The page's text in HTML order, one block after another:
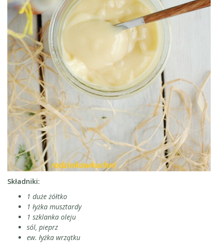
Składniki:
1 duże żółtko
1 łyżka musztardy
1 szklanka oleju
sól, pieprz
ew. łyżka wrzątku